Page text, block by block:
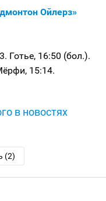
Ойлерз»
Готье, 16:50 (бол.).
15:14.
в новостях
(2)